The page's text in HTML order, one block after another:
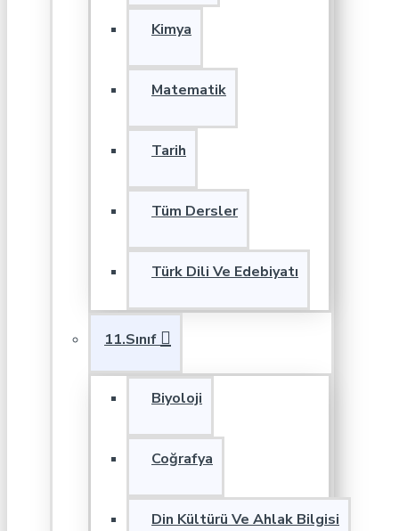
Kimya
Matematik
Tarih
Tüm Dersler
Türk Dili Ve Edebiyatı
11.Sınıf
Biyoloji
Coğrafya
Din Kültürü Ve Ahlak Bilgisi